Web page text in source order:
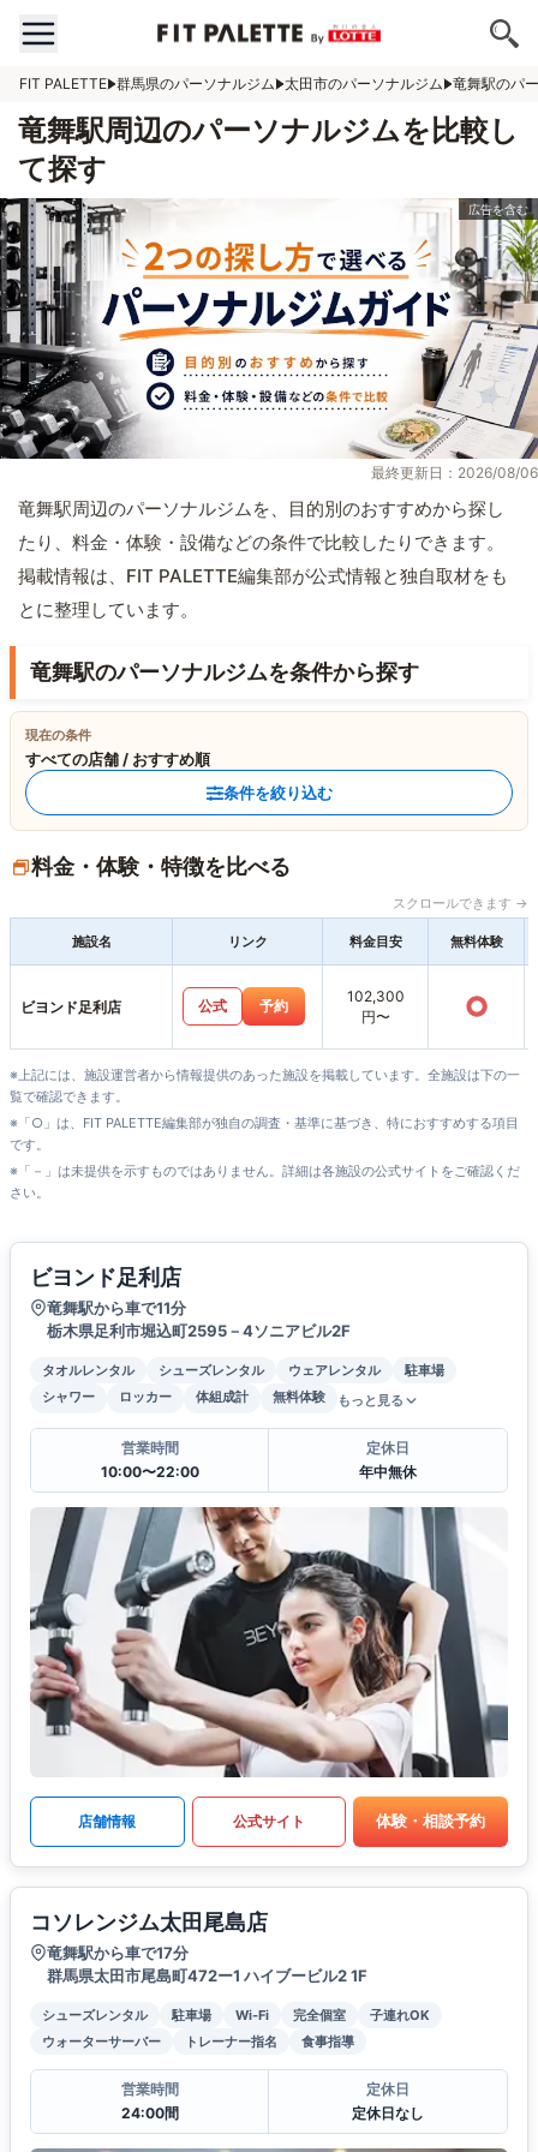
FIT PALETTE 群馬県のパーソナルジム 太田市のパーソナルジム 竜舞駅のパ
竜舞駅周辺のパーソナルジムを比較し
て探す
最終更新日：2026/08/06
竜舞駅周辺のパーソナルジムを、目的別のおすすめから探し
たり、料金・体験・設備などの条件で比較したりできます。
掲載情報は、FIT PALETTE編集部が公式情報と独自取材をも
とに整理しています。
竜舞駅のパーソナルジムを条件から探す
現在の条件
すべての店舗 / おすすめ順
条件を絞り込む
料金・体験・特徴を比べる
スクロールできます →
施設名 リンク 料金目安 無料体験
ビヨンド足利店 公式 予約
102,300
円〜
○
※上記には、施設運営者から情報提供のあった施設を掲載しています。全施設は下の一
覧で確認できます。
※「○」は、FIT PALETTE編集部が独自の調査・基準に基づき、特におすすめする項目
です。
※「－」は未提供を示すものではありません。詳細は各施設の公式サイトをご確認くだ
さい。
ビヨンド足利店
竜舞駅から車で11分
栃木県足利市堀込町2595－4ソニアビル2F
タオルレンタル シューズレンタル ウェアレンタル
駐車場
シャワー
ロッカー 体組成計 無料体験 もっと見る
営業時間
10:00〜22:00
定休日
年中無休
店舗情報 公式サイト 体験・相談予約
コソレンジム太田尾島店
竜舞駅から車で17分
群馬県太田市尾島町472ー1 ハイブービル2 1F
シューズレンタル 駐車場 Wi-Fi 完全個室
子連れOK
ウォーターサーバー
トレーナー指名 食事指導
営業時間
24:00間
定休日
定休日なし